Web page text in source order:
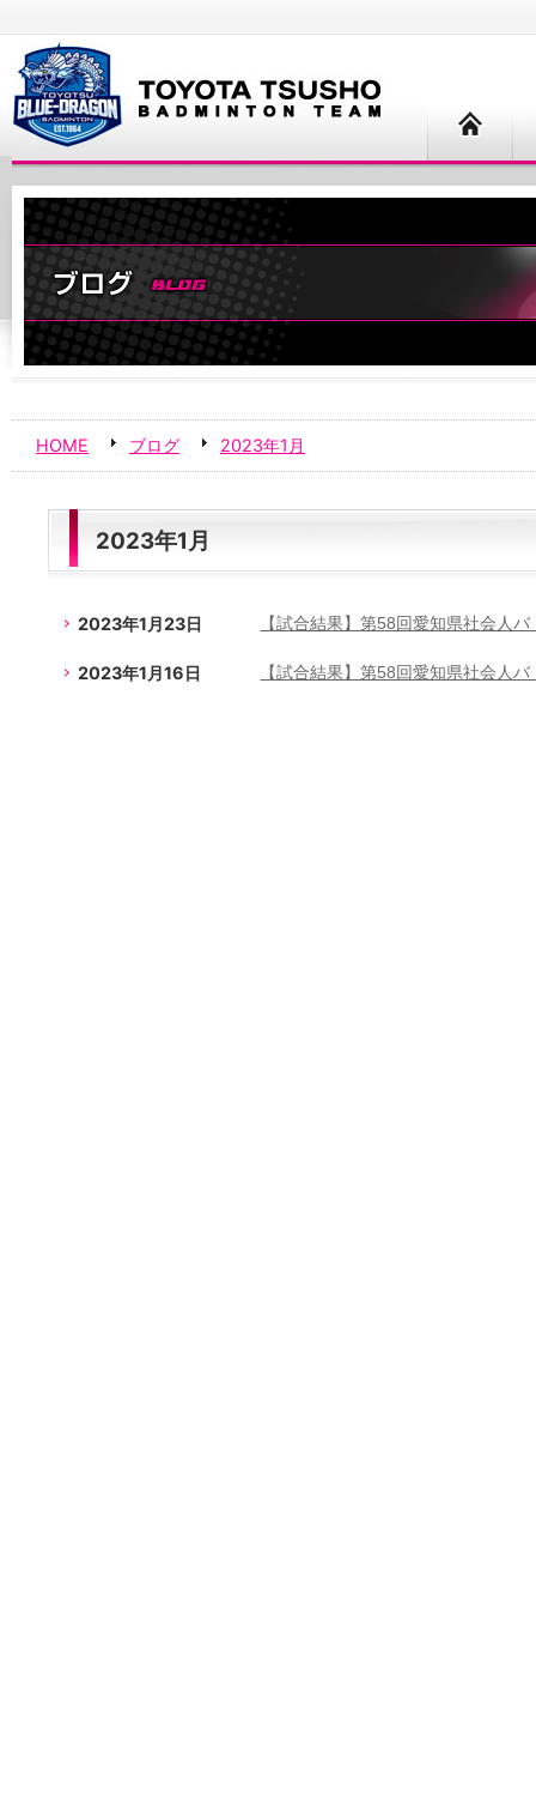
HOME ブログ 2023年1月
2023年1月
2023年1月23日 【試合結果】第58回愛知県社会人
2023年1月16日 【試合結果】第58回愛知県社会人